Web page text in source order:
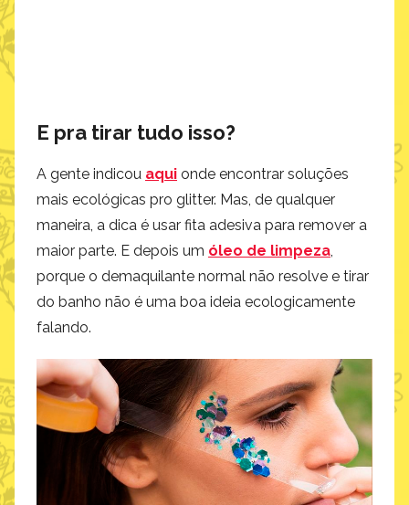
E pra tirar tudo isso?
A gente indicou aqui onde encontrar soluções
mais ecológicas pro glitter. Mas, de qualquer
maneira, a dica é usar fita adesiva para remover a
maior parte. E depois um óleo de limpeza
porque o demaquilante normal não resolve e tirar
do banho não é uma boa ideia ecologicamente
falando.